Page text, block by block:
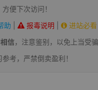
便下次访问！
助 报毒说明
进站必看
信，注意鉴别，以免上当受骗
考，严禁倒卖盈利！